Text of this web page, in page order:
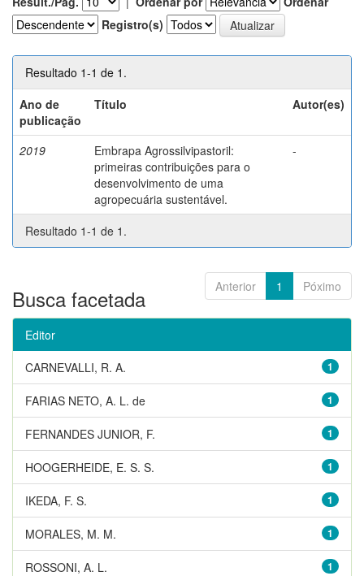
Registro(s)
Resultado 1-1 de 1.
Ano de
publicação
Título Autor(es)
2019
Embrapa Agrossilvipastoril:
primeiras contribuições para o
desenvolvimento de uma
agropecuária sustentável.
-
Resultado 1-1 de 1.
Anterior 1 Póximo
Busca facetada
Editor
1
CARNEVALLI, R. A.
1
FARIAS NETO, A. L. de
1
FERNANDES JUNIOR, F.
1
HOOGERHEIDE, E. S. S.
1
IKEDA, F. S.
1
MORALES, M. M.
1
ROSSONI, A. L.